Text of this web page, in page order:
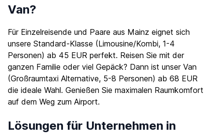
Van?
Für Einzelreisende und Paare aus Mainz eignet sich
unsere Standard-Klasse (Limousine/Kombi, 1-4
Personen) ab 45 EUR perfekt. Reisen Sie mit der
ganzen Familie oder viel Gepäck? Dann ist unser Van
(Großraumtaxi Alternative, 5-8 Personen) ab 68 EUR
die ideale Wahl. Genießen Sie maximalen Raumkomfort
auf dem Weg zum Airport.
Lösungen für Unternehmen in